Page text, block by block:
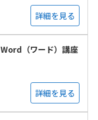
詳細を見る
Word（ワード）講座
詳細を見る